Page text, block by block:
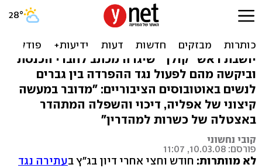
פנייה לח"כים: עצרו
האפרטהייד בקווי המהדרין
יושבת ראש "קולך" שיגרה מכתב לחברי הכנסת
וביקשה מהם לפעול נגד ההפרדה בין גברים
לנשים באוטובוסים הציבוריים: "מדובר במעשה
קיצוני של אפליה, דיכוי והשפלה המתהדר
באצטלה של כשרות למהדרין"
קובי נחשוני
פורסם: 10.03.08, 11:07
לא מוותרות: חודש וחצי אחרי דיון בג"ץ בעתירה נגד